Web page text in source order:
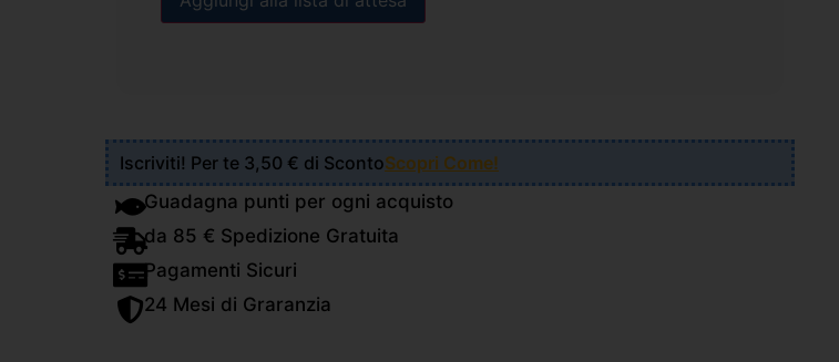
Iscriviti! Per te 3,50 € di ScontoScopri Come!
Guadagna punti per ogni acquisto
da 85 € Spedizione Gratuita
Pagamenti Sicuri
24 Mesi di Graranzia